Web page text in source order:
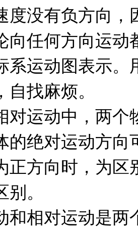
度没有负方向，
向任何方向运动
系运动图表示。
自找麻烦。
对运动中，两
的绝对运动方向
正方向时，为区
。
和相对运动是两